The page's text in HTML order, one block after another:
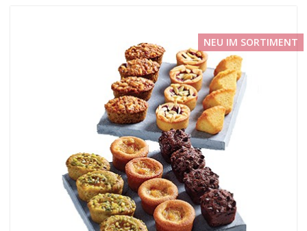
NEU IM SORTIMENT